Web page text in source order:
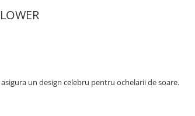
un design celebru pentru ochelarii de soare.